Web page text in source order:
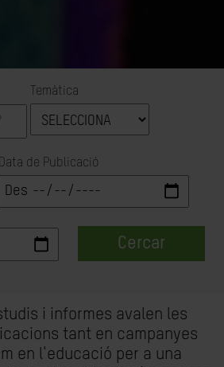
Temàtica
Data de Publicació
Cercar
i informes avalen les
tant en campanyes
en l'educació per a una